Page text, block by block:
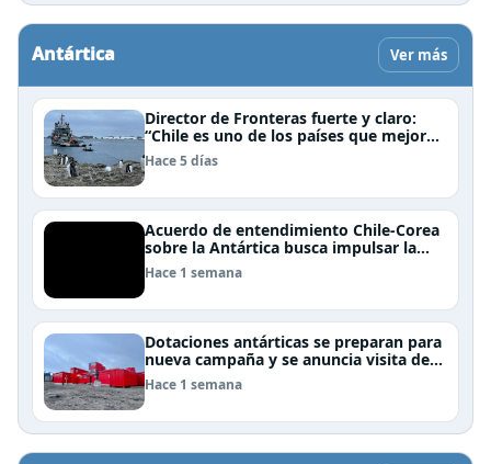
Antártica Ver más
Director de Fronteras fuerte y claro:
“Chile es uno de los países que mejor
derechos tiene para sustentar una
reclamación de territorio antártico”
Hace 5 días
Acuerdo de entendimiento Chile-Corea
sobre la Antártica busca impulsar la
investigación científica
Hace 1 semana
Dotaciones antárticas se preparan para
nueva campaña y se anuncia visita de
Pdte Kast y su gabinete al continente
blanco
Hace 1 semana